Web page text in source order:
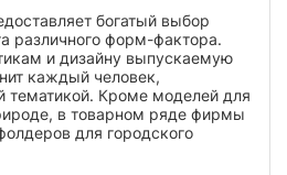
богатый выбор
различного форм-фактора.
и дизайну выпускаемую
каждый человек,
тематикой. Кроме моделей для
в товарном ряде фирмы
для городского